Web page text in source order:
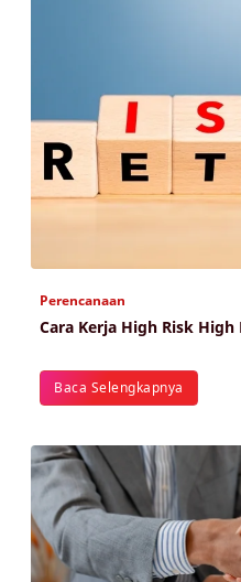
Perencanaan
Cara Kerja High Risk
Baca Selengkapnya